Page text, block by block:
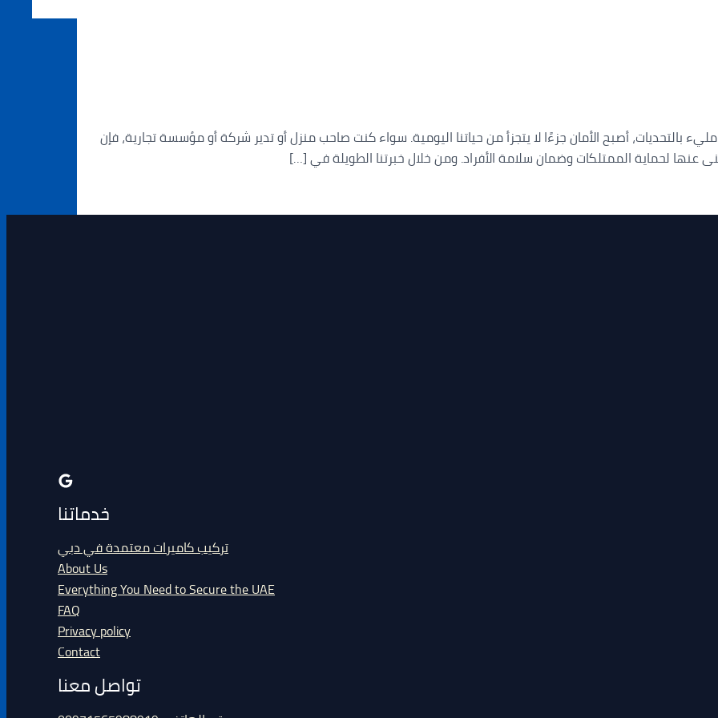
مراقبة في الشارقة اتصل بنا 0565988919 في عالم مليء بالتحديات، أصبح الأمان جزءًا لا يتجزأ من حياتنا اليومية. سواء كنت صاحب منزل أو تدير شركة أو مؤسسة تجارية، فإن
عنها لحماية الممتلكات وضمان سلامة الأفراد. ومن خلال خبرتنا الطويلة في […]
خدماتنا
تركيب كاميرات معتمدة في دبي
About Us
Everything You Need to Secure the UAE
FAQ
Privacy policy
Contact
تواصل معنا